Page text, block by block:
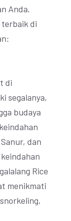
Anda.
di
di
segalanya,
budaya
dan
Rice
menikmati